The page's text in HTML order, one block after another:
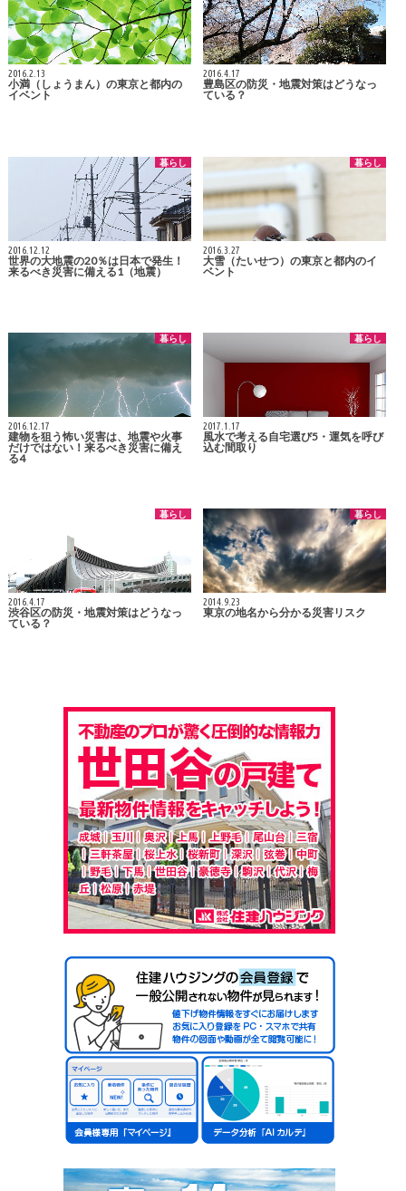
2016.2.13
小満（しょうまん）の東京と都内の
イベント
2016.4.17
豊島区の防災・地震対策はどうなっ
ている？
暮らし
2016.12.12
世界の大地震の20％は日本で発生！
来るべき災害に備える1（地震）
暮らし
2016.3.27
大雪（たいせつ）の東京と都内のイ
ベント
暮らし
2016.12.17
建物を狙う怖い災害は、地震や火事
だけではない！来るべき災害に備え
る4
暮らし
2017.1.17
風水で考える自宅選び5・運気を呼び
込む間取り
暮らし
2016.4.17
渋谷区の防災・地震対策はどうなっ
ている？
暮らし
2014.9.23
東京の地名から分かる災害リスク